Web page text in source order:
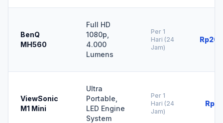
BenQ
MH560
Full HD
1080p,
4.000
Lumens
Per 1
Hari (24
Jam)
ViewSonic
M1 Mini
Ultra
Portable,
LED Engine
System
Per 1
Hari (24
Jam)